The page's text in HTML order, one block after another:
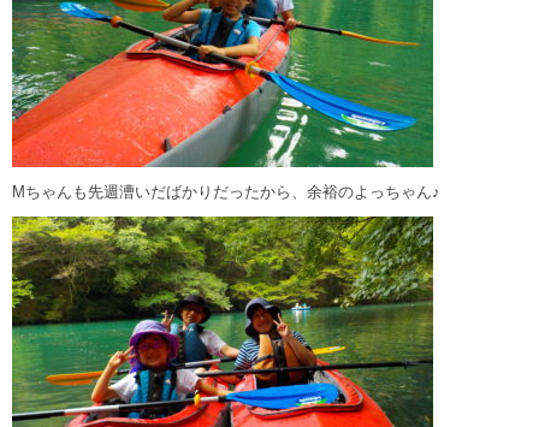
Mちゃんも先週漕いだばかりだったから、余裕のよっちゃん♪